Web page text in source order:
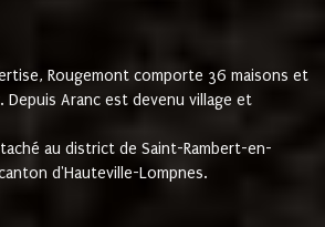
Rougemont comporte 36 maisons et
Depuis Aranc est devenu village et
au district de Saint-Rambert-en-
d'Hauteville-Lompnes.